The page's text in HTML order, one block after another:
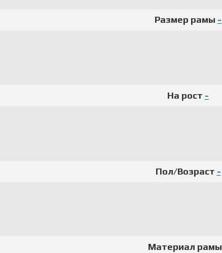
Размер рамы -
На рост -
Пол/Возраст -
Материал рамы